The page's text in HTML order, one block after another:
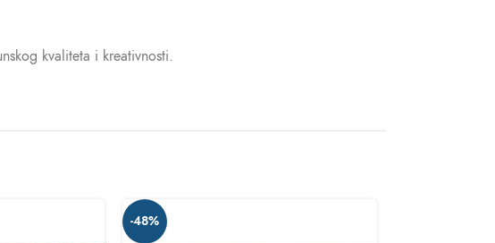
kvaliteta i kreativnosti.
-48%